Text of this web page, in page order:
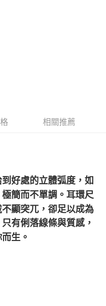
相關推薦
好處的立體弧度，如
簡而不單調。耳環尺
顯突兀，卻足以成為
有俐落線條與質感，
生。